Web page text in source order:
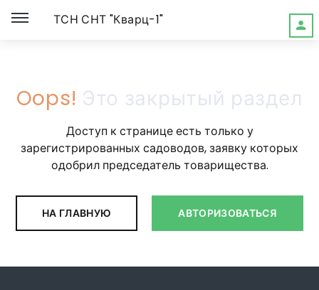
ТСН СНТ "Кварц-1"
Oops! Это закрытый раздел
Доступ к странице есть только у
зарегистрированных садоводов, заявку которых
одобрил председатель товарищества.
НА ГЛАВНУЮ АВТОРИЗОВАТЬСЯ